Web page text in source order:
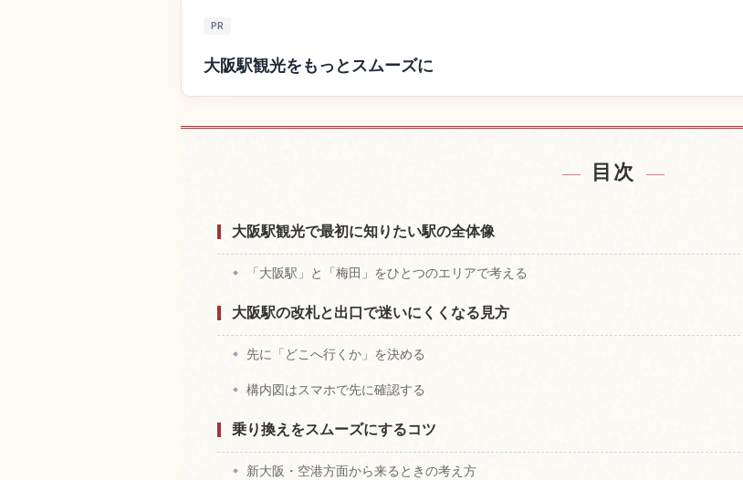
PR
大阪駅観光をもっとスムーズに
目次
大阪駅観光で最初に知りたい駅の全体像
「大阪駅」と「梅田」をひとつのエリアで考える
大阪駅の改札と出口で迷いにくくなる見方
先に「どこへ行くか」を決める
構内図はスマホで先に確認する
乗り換えをスムーズにするコツ
新大阪・空港方面から来るときの考え方